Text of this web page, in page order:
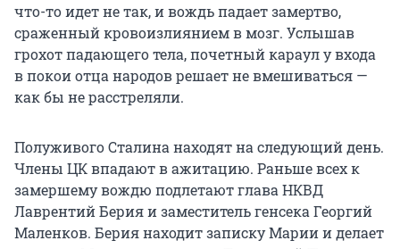
что-то идет не так, и вождь падает замертво,
сраженный кровоизлиянием в мозг. Услышав
грохот падающего тела, почетный караул у входа
в покои отца народов решает не вмешиваться —
как бы не расстреляли.
Полуживого Сталина находят на следующий день.
Члены ЦК впадают в ажитацию. Раньше всех к
замершему вождю подлетают глава НКВД
Лаврентий Берия и заместитель генсека Георгий
Маленков. Берия находит записку Марии и делает